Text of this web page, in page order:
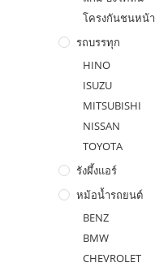
โครงกันชนหน้า
รถบรรทุก
HINO
ISUZU
MITSUBISHI
NISSAN
TOYOTA
รังผึ้งแอร์
หม้อน้ำรถยนต์
BENZ
BMW
CHEVROLET